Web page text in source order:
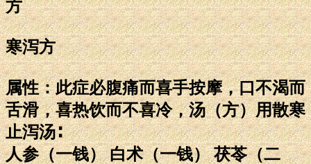
方
寒泻方
属性：此症必腹痛而喜手按摩，口不渴而
舌滑，喜热饮而不喜冷，汤（方）用散寒
止泻汤∶
人参（一钱） 白术（一钱） 茯苓（二